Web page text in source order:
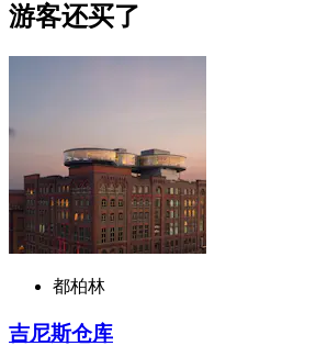
游客还买了
都柏林
吉尼斯仓库